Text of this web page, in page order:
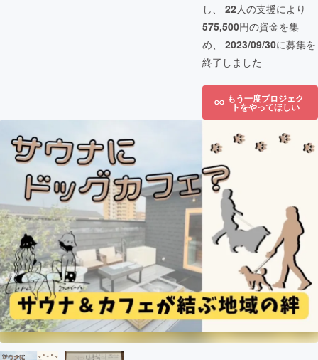
し、 22人の支援により
575,500円の資金を集
め、 2023/09/30に募集を
終了しました
もう一度プロジェク
トをやってほしい